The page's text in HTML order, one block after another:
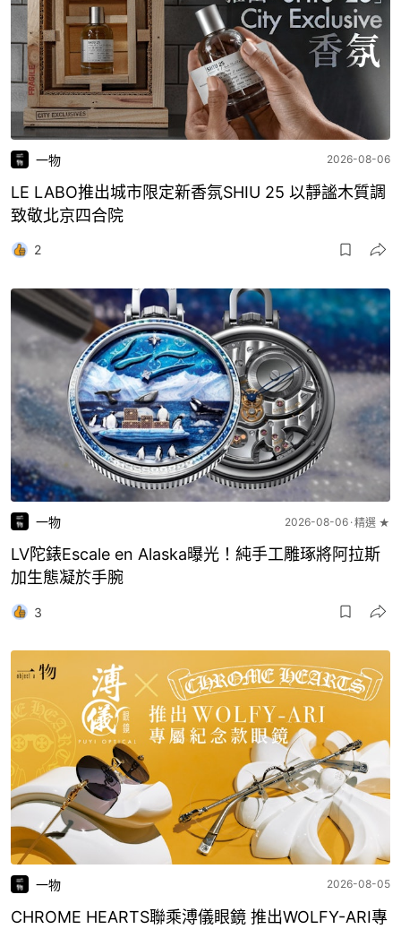
一物 2026-08-06
LE LABO推出城市限定新香氛SHIU 25 以靜謐木質調
致敬北京四合院
2
一物 2026-08-06 精選 ★
LV陀錶Escale en Alaska曝光！純手工雕琢將阿拉斯
加生態凝於手腕
3
一物 2026-08-05
CHROME HEARTS聯乘溥儀眼鏡 推出WOLFY-ARI專